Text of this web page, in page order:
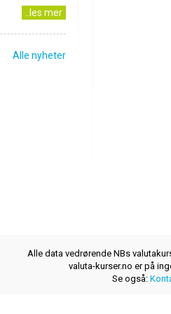
..les mer
Alle nyheter
Alle data vedrørende NBs
valuta-kurser.no er på
Se også: